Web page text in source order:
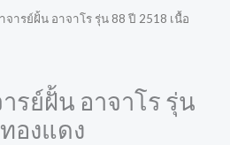
จารย์ฝั้น อาจาโร รุ่น 88 ปี 2518 เนื้อ
รย์ฝั้น อาจาโร รุ่น
องแดง